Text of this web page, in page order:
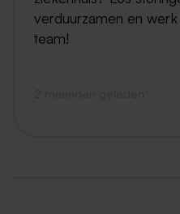
verduurzamen en
team!